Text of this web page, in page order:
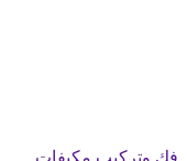
فك وتركيب مكيفات